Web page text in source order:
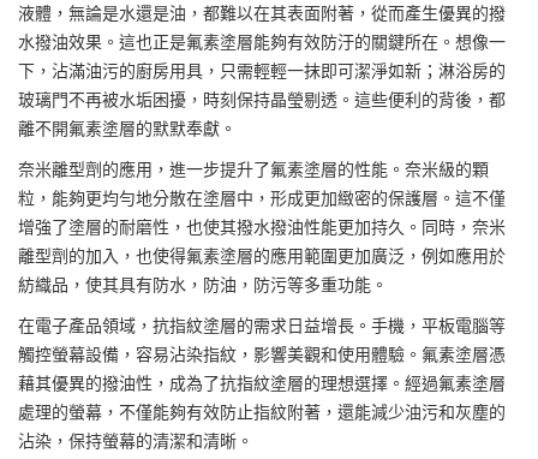
液體，無論是水還是油，都難以在其表面附著，從而產生優異的撥
水撥油效果。這也正是氟素塗層能夠有效防汙的關鍵所在。想像一
下，沾滿油污的廚房用具，只需輕輕一抹即可潔淨如新；淋浴房的
玻璃門不再被水垢困擾，時刻保持晶瑩剔透。這些便利的背後，都
離不開氟素塗層的默默奉獻。
奈米離型劑的應用，進一步提升了氟素塗層的性能。奈米級的顆
粒，能夠更均勻地分散在塗層中，形成更加緻密的保護層。這不僅
增強了塗層的耐磨性，也使其撥水撥油性能更加持久。同時，奈米
離型劑的加入，也使得氟素塗層的應用範圍更加廣泛，例如應用於
紡織品，使其具有防水，防油，防污等多重功能。
在電子產品領域， 抗指紋塗層的需求日益增長。手機，平板電腦等
觸控螢幕設備，容易沾染指紋，影響美觀和使用體驗。氟素塗層憑
藉其優異的撥油性，成為了抗指紋塗層的理想選擇。經過氟素塗層
處理的螢幕，不僅能夠有效防止指紋附著，還能減少油污和灰塵的
沾染，保持螢幕的清潔和清晰。